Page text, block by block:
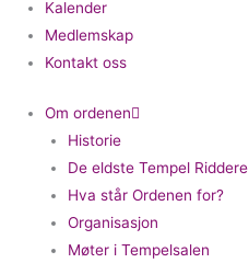
Kalender
Medlemskap
Kontakt oss
Om ordenen
Historie
De eldste Tempel Riddere
Hva står Ordenen for?
Organisasjon
Møter i Tempelsalen